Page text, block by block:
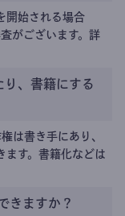
開始される場合
がございます。詳
、書籍にする
は書き手にあり、
ます。書籍化などは
きますか？